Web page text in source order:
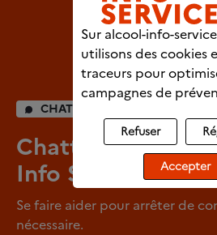
CHAT INDIVIDUEL
Chattez en direct
Info Service
Se faire aider pour arrêter de
nécessaire.
Sur alcool-info-
utilisons des cookies
traceurs pour
campagnes de
Refuser
Accepter